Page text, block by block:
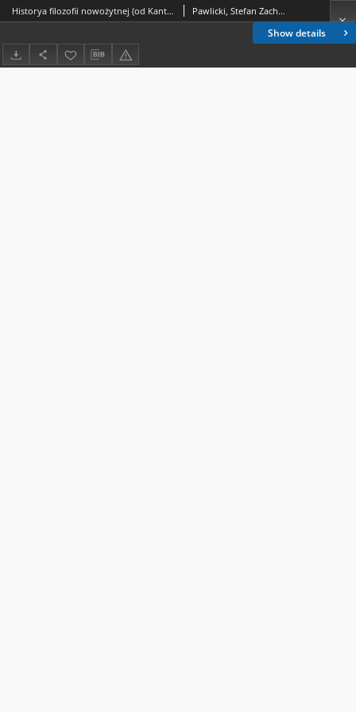
Show details
Historya filozofii nowożytnej (od Kanta) według wykładów ks. dra Pawlickiego, prof. uniw. Jagiel. Pawlicki, Stefan Zachariasz (1839-1916)